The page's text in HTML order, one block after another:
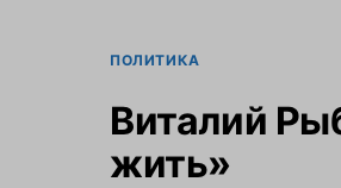
ПОЛИТИКА
Виталий
жить»